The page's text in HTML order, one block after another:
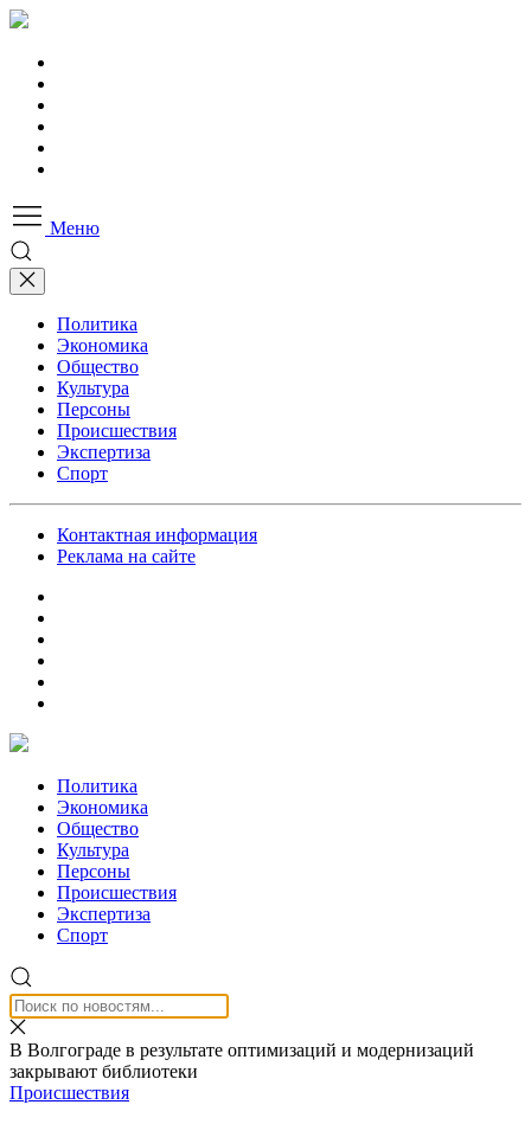
Меню
Политика
Экономика
Общество
Культура
Персоны
Происшествия
Экспертиза
Спорт
Контактная информация
Реклама на сайте
Политика
Экономика
Общество
Культура
Персоны
Происшествия
Экспертиза
Спорт
В Волгограде в результате оптимизаций и модернизаций
закрывают библиотеки
Происшествия